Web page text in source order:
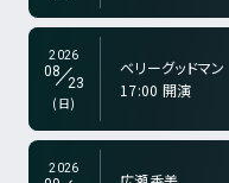
2026
08
23
(日)
ベリーグッドマン
17:00 開演
color="gry">
2026